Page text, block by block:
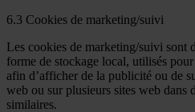
6.3 Cookies de marketing/suivi
Les cookies de marketing/suivi sont
forme de stockage local, utilisés
afin d’afficher de la publicité ou de
web ou sur plusieurs sites web dans
similaires.